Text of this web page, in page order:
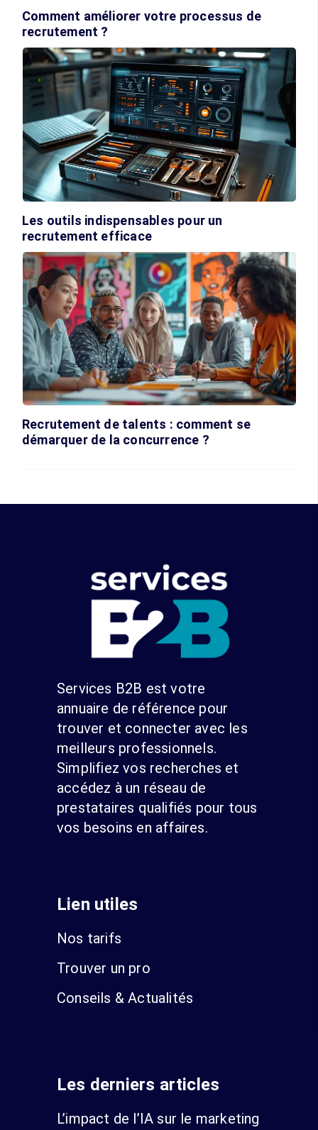
Comment améliorer votre processus de
recrutement ?
Les outils indispensables pour un
recrutement efficace
Recrutement de talents : comment se
démarquer de la concurrence ?
Services B2B est votre
annuaire de référence pour
trouver et connecter avec les
meilleurs professionnels.
Simplifiez vos recherches et
accédez à un réseau de
prestataires qualifiés pour tous
vos besoins en affaires.
Lien utiles
Nos tarifs
Trouver un pro
Conseils & Actualités
Les derniers articles
L’impact de l’IA sur le marketing